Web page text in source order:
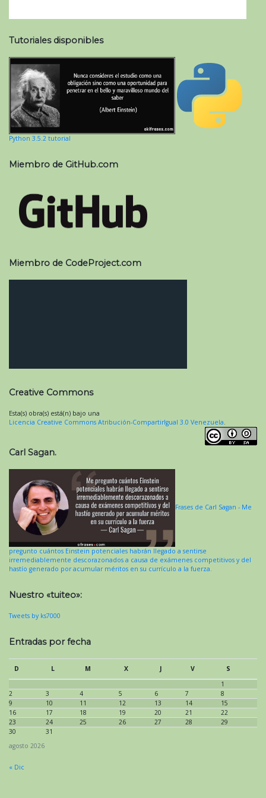
Tutoriales disponibles
Python 3.5.2 tutorial
Miembro de GitHub.com
Miembro de CodeProject.com
Creative Commons
Esta(s) obra(s) está(n) bajo una
Licencia Creative Commons Atribución-CompartirIgual 3.0 Venezuela
Carl Sagan.
Frases de Carl Sagan - Me
pregunto cuántos Einstein potenciales habrán llegado a sentirse
irremediablemente descorazonados a causa de exámenes competitivos y del
hastío generado por acumular méritos en su currículo a la fuerza.
Nuestro «tuiteo»:
Tweets by ks7000
Entradas por fecha
agosto 2026
D L M X J V
S
1
2
3 4 5 6 7
8
9
10 11 12 13 14
15
16
17 18 19 20 21
22
23
24 25 26 27 28
29
30
31
« Dic